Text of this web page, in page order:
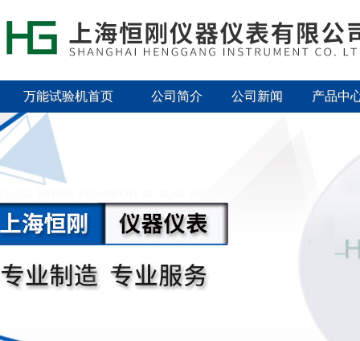
万能试验机首页 公司简介 公司新闻 产品中